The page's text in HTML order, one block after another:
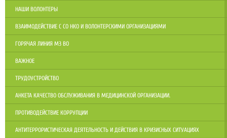
НАШИ ВОЛОНТЕРЫ
ВЗАИМОДЕЙСТВИЕ С СО НКО И ВОЛОНТЕРСКИМИ ОРГАНИЗАЦИЯМИ
ГОРЯЧАЯ ЛИНИЯ МЗ ВО
ВАЖНОЕ
ТРУДОУСТРОЙСТВО
АНКЕТА КАЧЕСТВО ОБСЛУЖИВАНИЯ В МЕДИЦИНСКОЙ ОРГАНИЗАЦИИ.
ПРОТИВОДЕЙСТВИЕ КОРРУПЦИИ
АНТИТЕРРОРИСТИЧЕСКАЯ ДЕЯТЕЛЬНОСТЬ И ДЕЙСТВИЯ В КРИЗИСНЫХ СИТУАЦИЯХ